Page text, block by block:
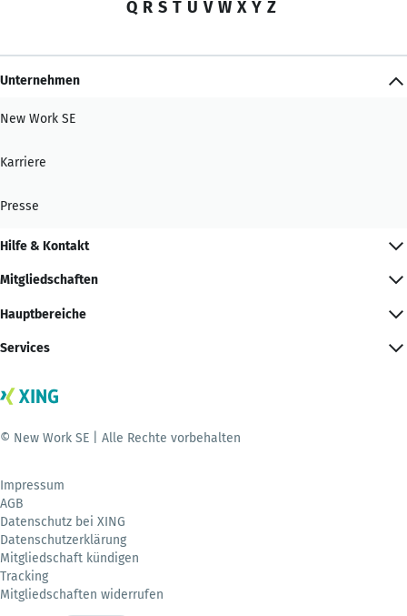
Q R S T U V W X Y Z
Unternehmen
New Work SE
Karriere
Presse
Hilfe & Kontakt
Mitgliedschaften
Hauptbereiche
Services
© New Work SE | Alle Rechte vorbehalten
Impressum
AGB
Datenschutz bei XING
Datenschutzerklärung
Mitgliedschaft kündigen
Tracking
Mitgliedschaften widerrufen